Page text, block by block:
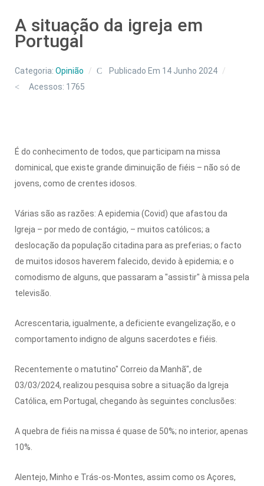
A situação da igreja em
Portugal
Categoria: Opinião
Publicado Em 14 Junho 2024
Acessos: 1765
É do conhecimento de todos, que participam na missa
dominical, que existe grande diminuição de fiéis – não só de
jovens, como de crentes idosos.
Várias são as razões: A epidemia (Covid) que afastou da
Igreja – por medo de contágio, – muitos católicos; a
deslocação da população citadina para as preferias; o facto
de muitos idosos haverem falecido, devido à epidemia; e o
comodismo de alguns, que passaram a "assistir" à missa pela
televisão.
Acrescentaria, igualmente, a deficiente evangelização, e o
comportamento indigno de alguns sacerdotes e fiéis.
Recentemente o matutino" Correio da Manhã", de
03/03/2024, realizou pesquisa sobre a situação da Igreja
Católica, em Portugal, chegando às seguintes conclusões:
A quebra de fiéis na missa é quase de 50%; no interior, apenas
10%.
Alentejo, Minho e Trás-os-Montes, assim como os Açores,